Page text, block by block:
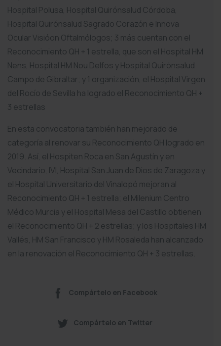
Hospital Polusa, Hospital Quirónsalud Córdoba,
Hospital Quirónsalud Sagrado Corazón e Innova
Ocular Visióon Oftalmólogos; 3 más cuentan con el
Reconocimiento QH + 1 estrella, que son el Hospital HM
Nens, Hospital HM Nou Delfos y Hospital Quirónsalud
Campo de Gibraltar; y 1 organización, el Hospital Virgen
del Rocío de Sevilla ha logrado el Reconocimiento QH +
3 estrellas
En esta convocatoria también han mejorado de
categoría al renovar su Reconocimiento QH logrado en
2019. Así, el Hospiten Roca en San Agustín y en
Vecindario, IVI, Hospital San Juan de Dios de Zaragoza y
el Hospital Universitario del Vinalopó mejoran al
Reconocimiento QH + 1 estrella; el Milenium Centro
Médico Murcia y el Hospital Mesa del Castillo obtienen
el Reconocimiento QH + 2 estrellas; y los Hospitales HM
Vallés, HM San Francisco y HM Rosaleda han alcanzado
en la renovación el Reconocimiento QH + 3 estrellas.
Compártelo en Facebook
Compártelo en Twitter